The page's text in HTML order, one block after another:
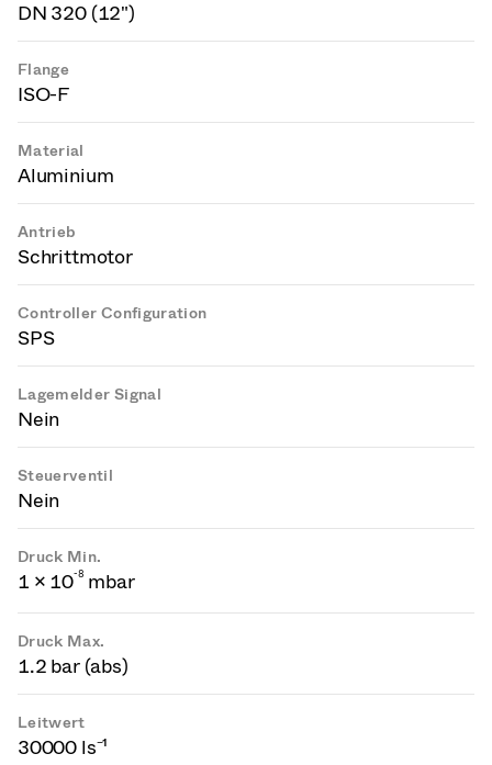
DN 320 (12")
Flange
ISO-F
Material
Aluminium
Antrieb
Schrittmotor
Controller Configuration
SPS
Lagemelder Signal
Nein
Steuerventil
Nein
Druck Min.
1 × 10-8 mbar
Druck Max.
1.2 bar (abs)
Leitwert
30000 ls⁻¹